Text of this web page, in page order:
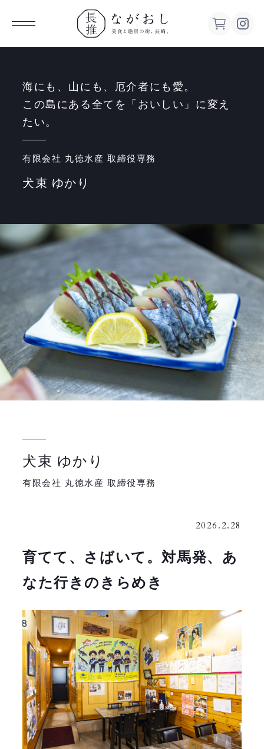
ながお
し 美食
街、長
崎。
海にも、山にも、厄介者にも愛。
この島にある全てを「おいしい」に変え
たい。
有限会社 丸徳水産 取締役専務
犬束 ゆかり
犬束 ゆかり
有限会社 丸徳水産 取締役専務
2026.2.28
育てて、さばいて。対馬発、あ
なた行きのきらめき